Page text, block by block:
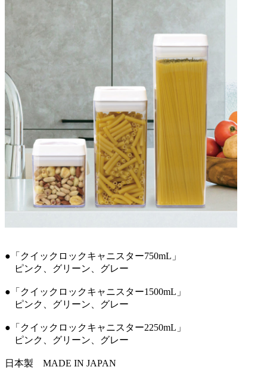
●「クイックロックキャニスター750mL」
ピンク、グリーン、グレー
●「クイックロックキャニスター1500mL」
ピンク、グリーン、グレー
●「クイックロックキャニスター2250mL」
ピンク、グリーン、グレー
日本製 MADE IN JAPAN